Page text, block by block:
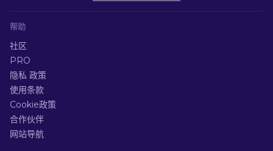
帮助
社区
PRO
隐私 政策
使用条款
Cookie政策
合作伙伴
网站导航